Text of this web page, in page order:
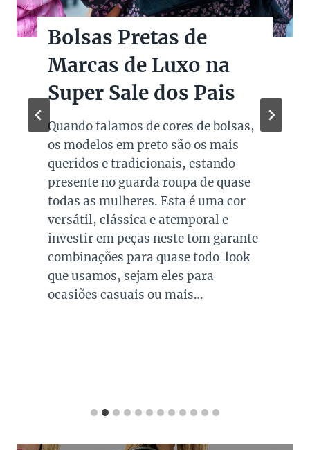
Bolsas Pretas de
Marcas de Luxo na
Super Sale dos Pais
Quando falamos de cores de bolsas,
os modelos em preto são os mais
queridos e tradicionais, estando
presente no guarda roupa de quase
todas as mulheres. Esta é uma cor
versátil, clássica e atemporal e
investir em peças neste tom garante
combinações para quase todo look
que usamos, sejam eles para
ocasiões casuais ou mais…